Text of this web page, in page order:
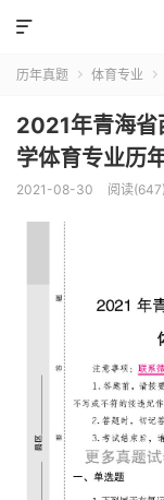

历年真题  体育专业 
2021年青海省
学体育专业历
2021-08-30 阅读(647)